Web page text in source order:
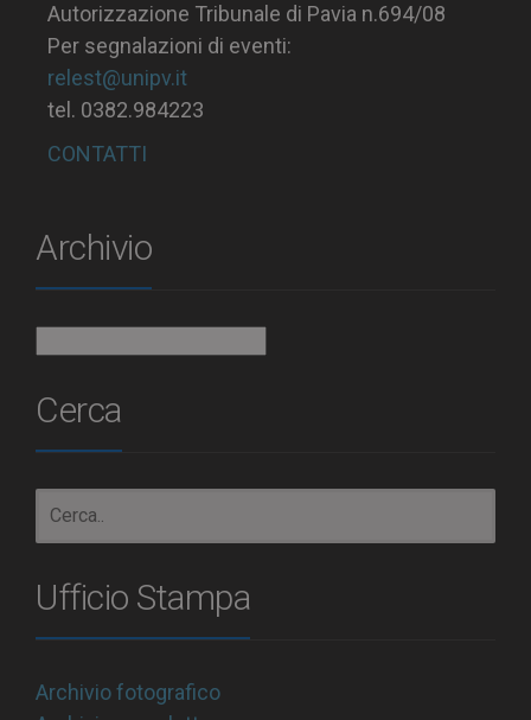
Autorizzazione Tribunale di Pavia n.694/08
Per segnalazioni di eventi:
relest@unipv.it
tel. 0382.984223
CONTATTI
Archivio
Cerca
Ufficio Stampa
Archivio fotografico